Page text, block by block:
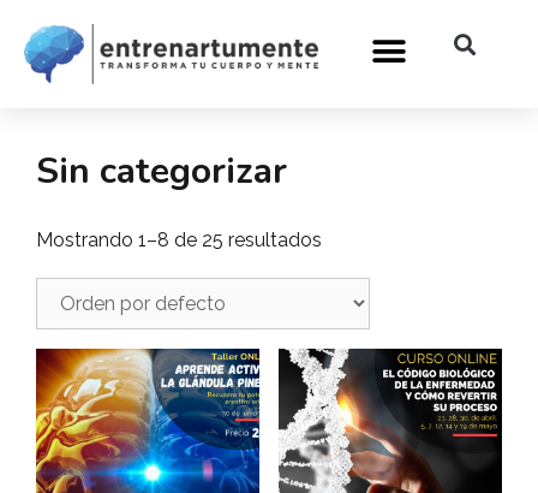
Sin categorizar
Mostrando 1–8 de 25 resultados